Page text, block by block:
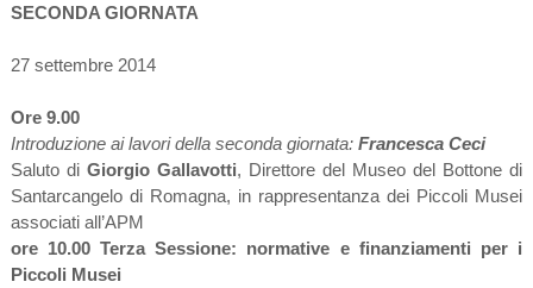
SECONDA GIORNATA
27 settembre 2014
Ore 9.00
Introduzione ai lavori della seconda giornata: Francesca Ceci
Saluto di Giorgio Gallavotti, Direttore del Museo del Bottone di
Santarcangelo di Romagna, in rappresentanza dei Piccoli Musei
associati all’APM
ore 10.00 Terza Sessione: normative e finanziamenti per i
Piccoli Musei